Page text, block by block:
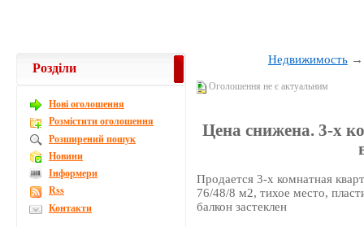
Недвижимость
Оголошення не є актуальним
Цена снижена. 3-х
Продается 3-х комнатная
76/48/8 м2, тихое место,
балкон застеклен
Розділи
Новi оголошення
Розмістити оголошення
Розширений пошук
Новини
Інформери
Rss
Контакти